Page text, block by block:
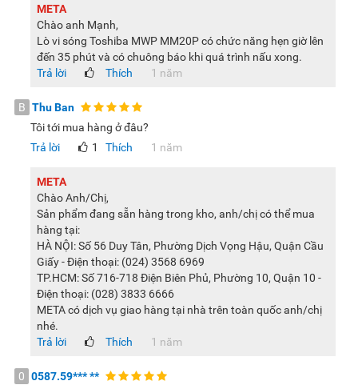
META
Chào anh Mạnh,
Lò vi sóng Toshiba MWP MM20P có chức năng hẹn giờ lên
đến 35 phút và có chuông báo khi quá trình nấu xong.
Trả lời
Thích 1 năm
B Thu Ban
Tôi tới mua hàng ở đâu?
Trả lời
Thích
1 1 năm
META
Chào Anh/Chị,
Sản phẩm đang sẵn hàng trong kho, anh/chị có thể mua
hàng tại:
HÀ NỘI: Số 56 Duy Tân, Phường Dịch Vọng Hậu, Quận Cầu
Giấy - Điện thoại: (024) 3568 6969
TP.HCM: Số 716-718 Điện Biên Phủ, Phường 10, Quận 10 -
Điện thoại: (028) 3833 6666
META có dịch vụ giao hàng tại nhà trên toàn quốc anh/chị
nhé.
Trả lời
Thích 1 năm
0 0587.59*****